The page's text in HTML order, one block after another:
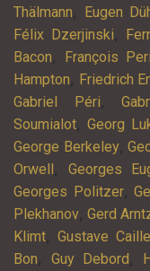
Thälmann, Eugen
Félix Dzerjinski,
Bacon, François
Hampton, Friedrich
Gabriel Péri,
Soumialot, Georg
George Berkeley,
Orwell , Georges
Georges Politzer,
Plekhanov,Gerd
Klimt, Gustave
Bon, Guy Debord ,